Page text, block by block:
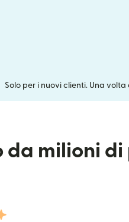
Solo per i nuovi clienti. Una
da milioni